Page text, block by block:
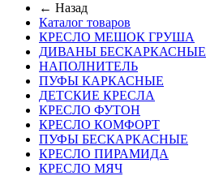
← Назад
Каталог товаров
КРЕСЛО МЕШОК ГРУША
ДИВАНЫ БЕСКАРКАСНЫЕ
НАПОЛНИТЕЛЬ
ПУФЫ КАРКАСНЫЕ
ДЕТСКИЕ КРЕСЛА
КРЕСЛО ФУТОН
КРЕСЛО КОМФОРТ
ПУФЫ БЕСКАРКАСНЫЕ
КРЕСЛО ПИРАМИДА
КРЕСЛО МЯЧ